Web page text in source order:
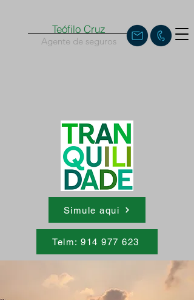
Teófilo Cruz
Agente de seguros
Simule aqui
Telm: 914 977 623